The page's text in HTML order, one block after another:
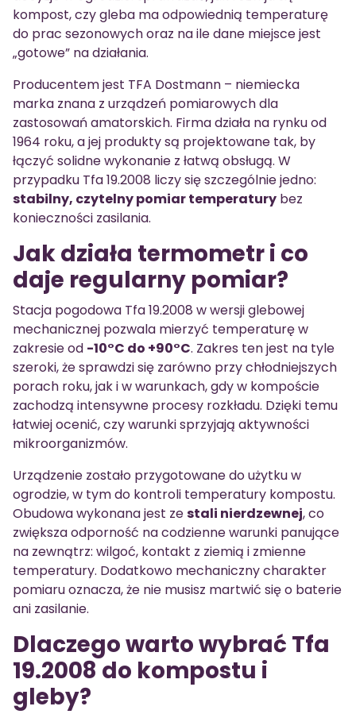
kompost, czy gleba ma odpowiednią temperaturę
do prac sezonowych oraz na ile dane miejsce jest
„gotowe” na działania.
Producentem jest TFA Dostmann – niemiecka
marka znana z urządzeń pomiarowych dla
zastosowań amatorskich. Firma działa na rynku od
1964 roku, a jej produkty są projektowane tak, by
łączyć solidne wykonanie z łatwą obsługą. W
przypadku Tfa 19.2008 liczy się szczególnie jedno:
stabilny, czytelny pomiar temperatury bez
konieczności zasilania.
Jak działa termometr i co
daje regularny pomiar?
Stacja pogodowa Tfa 19.2008 w wersji glebowej
mechanicznej pozwala mierzyć temperaturę w
zakresie od -10°C do +90°C. Zakres ten jest na tyle
szeroki, że sprawdzi się zarówno przy chłodniejszych
porach roku, jak i w warunkach, gdy w kompoście
zachodzą intensywne procesy rozkładu. Dzięki temu
łatwiej ocenić, czy warunki sprzyjają aktywności
mikroorganizmów.
Urządzenie zostało przygotowane do użytku w
ogrodzie, w tym do kontroli temperatury kompostu.
Obudowa wykonana jest zestali nierdzewnej, co
zwiększa odporność na codzienne warunki panujące
na zewnątrz: wilgoć, kontakt z ziemią i zmienne
temperatury. Dodatkowo mechaniczny charakter
pomiaru oznacza, że nie musisz martwić się o baterie
ani zasilanie.
Dlaczego warto wybrać Tfa
19.2008 do kompostu i
gleby?